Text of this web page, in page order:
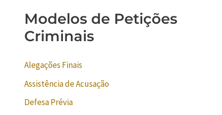
Modelos de Petições
Criminais
Alegações Finais
Assistência de Acusação
Defesa Prévia